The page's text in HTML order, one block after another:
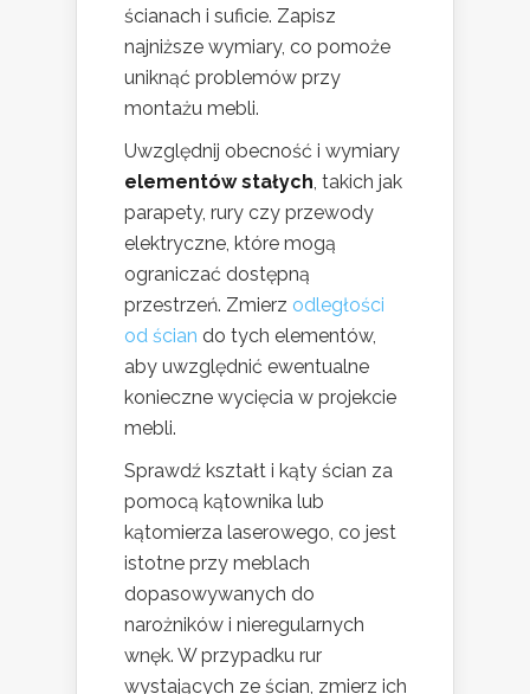
ścianach i suficie. Zapisz
najniższe wymiary, co pomoże
uniknąć problemów przy
montażu mebli.
Uwzględnij obecność i wymiary
elementów stałych, takich jak
parapety, rury czy przewody
elektryczne, które mogą
ograniczać dostępną
przestrzeń. Zmierz odległości
od ścian do tych elementów,
aby uwzględnić ewentualne
konieczne wycięcia w projekcie
mebli.
Sprawdź kształt i kąty ścian za
pomocą kątownika lub
kątomierza laserowego, co jest
istotne przy meblach
dopasowywanych do
narożników i nieregularnych
wnęk. W przypadku rur
wystających ze ścian, zmierz ich